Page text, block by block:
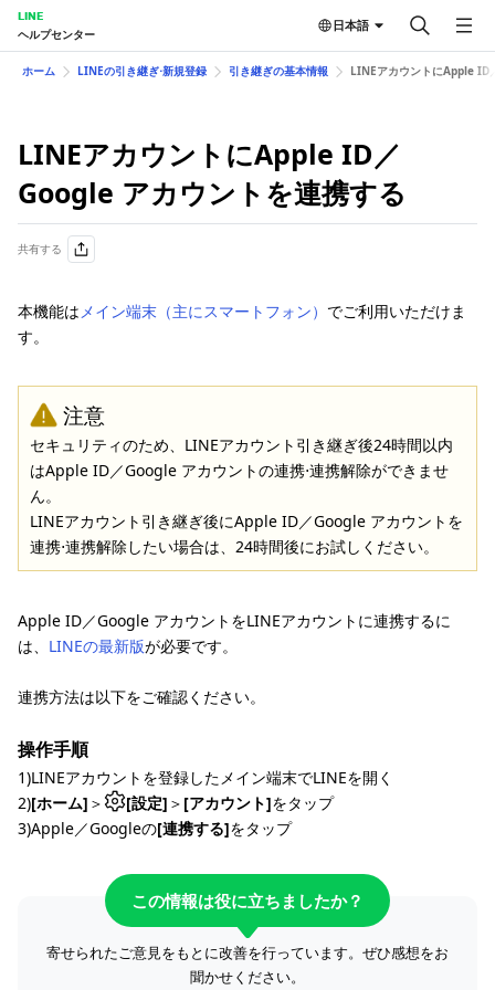
LINE
ヘルプセンター
日本語
ホーム LINEの引き継ぎ⋅新規登録 引き継ぎの基本情報 LINEアカウントにApple ID
LINEアカウントにApple ID／
Google アカウントを連携する
共有する
本機能はメイン端末（主にスマートフォン） でご利用いただけま
す。
注意
セキュリティのため、LINEアカウント引き継ぎ後24時間以内
はApple ID／Google アカウントの連携⋅連携解除ができませ
ん。
LINEアカウント引き継ぎ後にApple ID／Google アカウントを
連携⋅連携解除したい場合は、24時間後にお試しください。
Apple ID／Google アカウントをLINEアカウントに連携するに
は、 LINEの最新版が必要です。
連携方法は以下をご確認ください。
操作手順
1)LINEアカウントを登録したメイン端末でLINEを開く
2)[ホーム] ＞ [設定] ＞ [アカウント]をタップ
3)Apple／Googleの[連携する]をタップ
この情報は役に立ちましたか？
寄せられたご意見をもとに改善を行っています。ぜひ感想をお
聞かせください。